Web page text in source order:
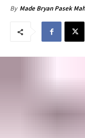
By Made Bryan Pasek